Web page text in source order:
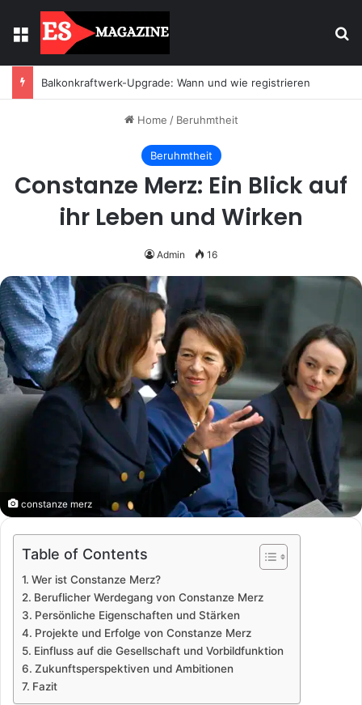
Menu
Balkonkraftwerk-Upgrade: Wann und wie registrieren
Home / Beruhmtheit
Beruhmtheit
Constanze Merz: Ein Blick auf
ihr Leben und Wirken
Admin 16
constanze merz
Table of Contents
Wer ist Constanze Merz?
Beruflicher Werdegang von Constanze Merz
Persönliche Eigenschaften und Stärken
Projekte und Erfolge von Constanze Merz
Einfluss auf die Gesellschaft und Vorbildfunktion
Zukunftsperspektiven und Ambitionen
Fazit